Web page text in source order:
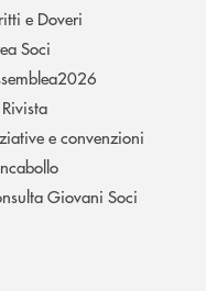
e Doveri
Soci
e convenzioni
Giovani Soci